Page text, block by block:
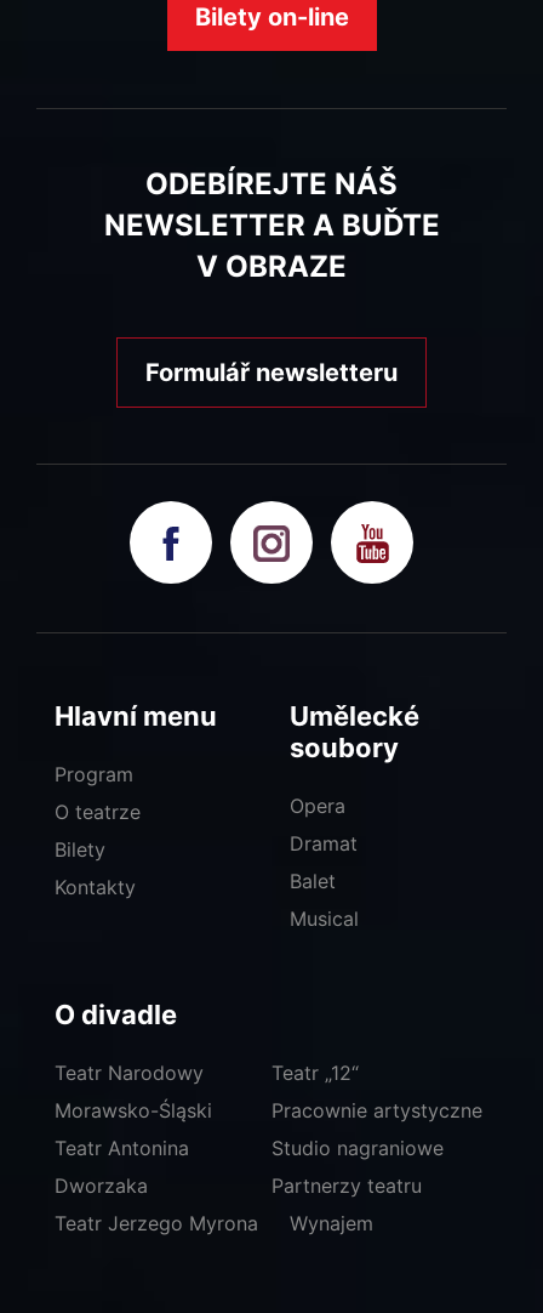
Bilety on-line
ODEBÍREJTE NÁŠ
NEWSLETTER A BUĎTE
V OBRAZE
Formulář newsletteru
Hlavní menu
Program
O teatrze
Bilety
Kontakty
Umělecké
soubory
Opera
Dramat
Balet
Musical
O divadle
Teatr Narodowy
Morawsko-Śląski
Teatr Antonina
Dworzaka
Teatr Jerzego Myrona
Teatr „12“
Pracownie artystyczne
Studio nagraniowe
Partnerzy teatru
Wynajem